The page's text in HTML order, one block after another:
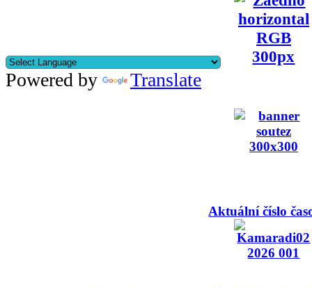
Powered by Translate
Aktuální číslo